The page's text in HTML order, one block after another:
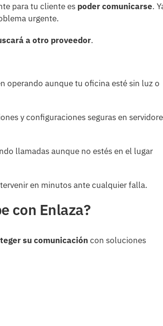
para tu cliente es poder comunicarse.
urgente.
a otro proveedor.
operando aunque tu oficina esté sin luz o
y configuraciones seguras en
llamadas aunque no estés en el lugar
en minutos ante cualquier falla.
con Enlaza?
su comunicación con soluciones